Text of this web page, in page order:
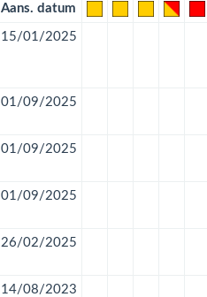
Aans. datum
15/01/2025
01/09/2025
01/09/2025
01/09/2025
26/02/2025
14/08/2023